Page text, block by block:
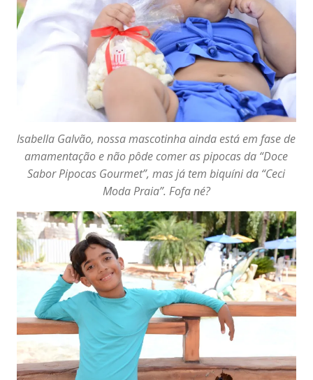
Isabella Galvão, nossa mascotinha ainda está em fase de
amamentação e não pôde comer as pipocas da “Doce
Sabor Pipocas Gourmet”, mas já tem biquíni da “Ceci
Moda Praia”. Fofa né?